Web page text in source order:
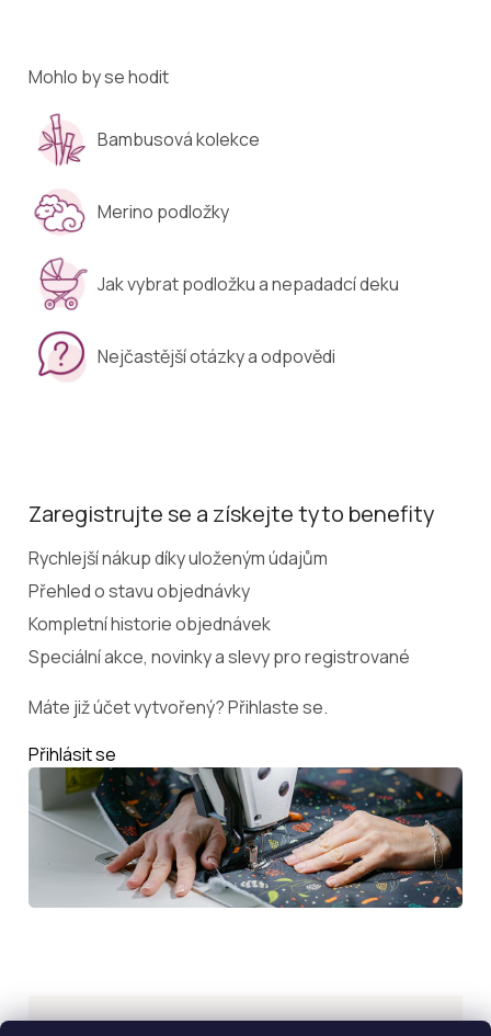
Mohlo by se hodit
Bambusová kolekce
Merino podložky
Jak vybrat podložku a nepadadcí deku
Nejčastější otázky a odpovědi
Zaregistrujte se a získejte tyto benefity
Rychlejší nákup díky uloženým údajům
Přehled o stavu objednávky
Kompletní historie objednávek
Speciální akce, novinky a slevy pro registrované
Máte již účet vytvořený? Přihlaste se.
Přihlásit se